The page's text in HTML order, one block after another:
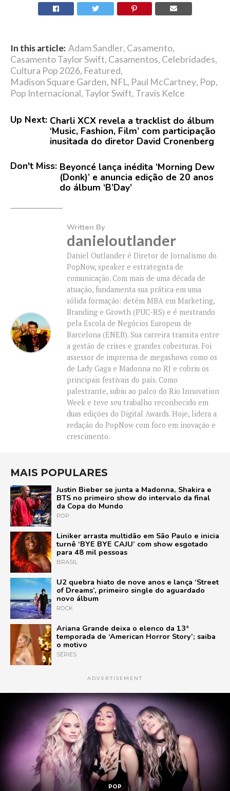
In this article: Adam Sandler, Casamento,
Casamento Taylor Swift, Casamentos, Celebridades,
Cultura Pop 2026, Featured,
Madison Square Garden, NFL, Paul McCartney, Pop,
Pop Internacional, Taylor Swift, Travis Kelce
Up Next: Charli XCX revela a tracklist do álbum
‘Music, Fashion, Film’ com participação
inusitada do diretor David Cronenberg
Don't Miss: Beyoncé lança inédita ‘Morning Dew
(Donk)’ e anuncia edição de 20 anos
do álbum ‘B’Day’
Written By
danieloutlander
Daniel Outlander é Diretor de Jornalismo do
PopNow, speaker e estrategista de
comunicação. Com mais de uma década de
atuação, fundamenta sua prática em uma
sólida formação: detém MBA em Marketing,
Branding e Growth (PUC-RS) e é mestrando
pela Escola de Negócios Europeus de
Barcelona (ENEB). Sua carreira transita entre
a gestão de crises e grandes coberturas. Foi
assessor de imprensa de megashows como os
de Lady Gaga e Madonna no RJ e cobriu os
principais festivais do país. Como
palestrante, subiu ao palco do Rio Innovation
Week e teve seu trabalho reconhecido em
duas edições do Digital Awards. Hoje, lidera a
redação do PopNow com foco em inovação e
crescimento.
MAIS POPULARES
Justin Bieber se junta a Madonna, Shakira e
BTS no primeiro show do intervalo da final
da Copa do Mundo
POP
Liniker arrasta multidão em São Paulo e inicia
turnê ‘BYE BYE CAJU’ com show esgotado
para 48 mil pessoas
BRASIL
U2 quebra hiato de nove anos e lança ‘Street
of Dreams’, primeiro single do aguardado
novo álbum
ROCK
Ariana Grande deixa o elenco da 13ª
temporada de ‘American Horror Story’; saiba
o motivo
SÉRIES
ADVERTISEMENT
POP